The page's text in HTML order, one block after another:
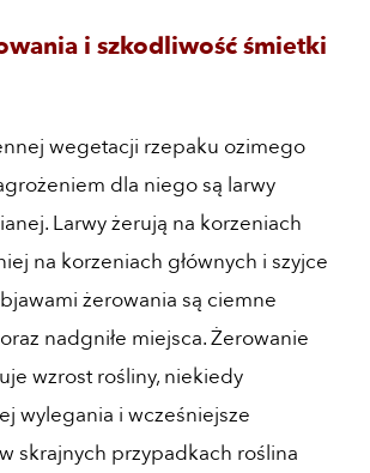
i szkodliwość śmietki
wegetacji rzepaku ozimego
dla niego są larwy
Larwy żerują na korzeniach
na korzeniach głównych i szyjce
żerowania są ciemne
nadgniłe miejsca. Żerowanie
wzrost rośliny, niekiedy
wylegania i wcześniejsze
skrajnych przypadkach roślina